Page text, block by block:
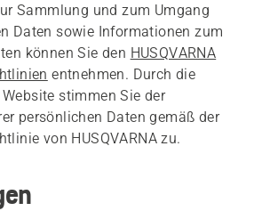
Sammlung und zum Umgang
Daten sowie Informationen zum
können Sie den HUSQVARNA
entnehmen. Durch die
stimmen Sie der
persönlichen Daten gemäß der
von HUSQVARNA zu.